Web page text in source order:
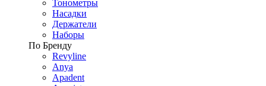
Тонометры
Насадки
Держатели
Наборы
По Бренду
Revyline
Anya
Apadent